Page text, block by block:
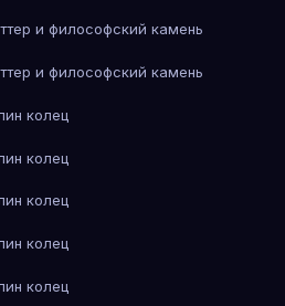
и философский камень
и философский камень
колец
колец
колец
колец
колец